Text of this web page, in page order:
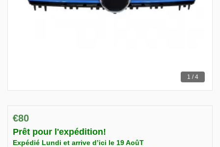
1 / 4
€80
Prêt pour l'expédition!
Expédié Lundi et arrive d’ici le 19 AoûT